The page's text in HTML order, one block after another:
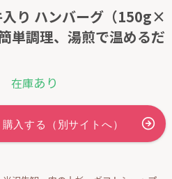
り ハンバーグ（150g×
単調理、湯煎で温めるだ
在庫あり